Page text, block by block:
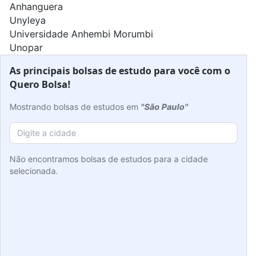
Anhanguera
Unyleya
Universidade Anhembi Morumbi
Unopar
As principais bolsas de estudo para você com o
Quero Bolsa!
Mostrando bolsas de estudos em "São Paulo"
Não encontramos bolsas de estudos para a cidade
selecionada.